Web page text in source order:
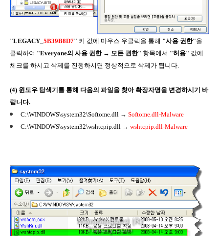
"LEGACY_ 5B39B8D7" 키 값에 마우스 우클릭을 통해 "사용 권한"을
클릭하여 "Everyone의 사용 권한 → 모든 권한" 항목에서 "허용" 값에
체크를 하시고 삭제를 진행하시면 정상적으로 삭제가 됩니다.
(4) 윈도우 탐색기를 통해 다음의 파일을 찾아 확장자명을 변경하시기 바
랍니다.
C:\WINDOWS\system32\Softome.dll → Softome.dll-Malware
C:\WINDOWS\system32\wshtcpip.dll → wshtcpip.dll-Malware